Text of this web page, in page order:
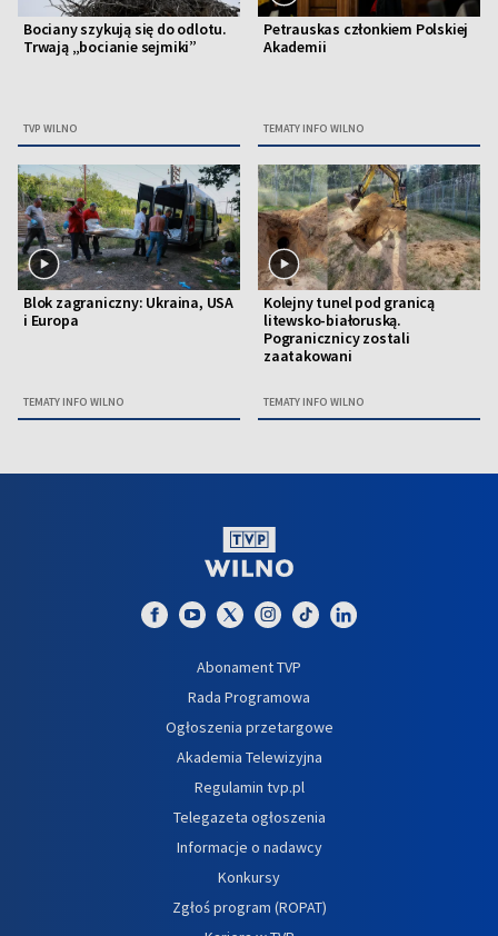
Bociany szykują się do odlotu.
Trwają „bocianie sejmiki”
TVP WILNO
Petrauskas członkiem Polskiej
Akademii
TEMATY INFO WILNO
Blok zagraniczny: Ukraina, USA
i Europa
TEMATY INFO WILNO
Kolejny tunel pod granicą
litewsko-białoruską.
Pogranicznicy zostali
zaatakowani
TEMATY INFO WILNO
Abonament TVP
Rada Programowa
Ogłoszenia przetargowe
Akademia Telewizyjna
Regulamin tvp.pl
Telegazeta ogłoszenia
Informacje o nadawcy
Konkursy
Zgłoś program (ROPAT)